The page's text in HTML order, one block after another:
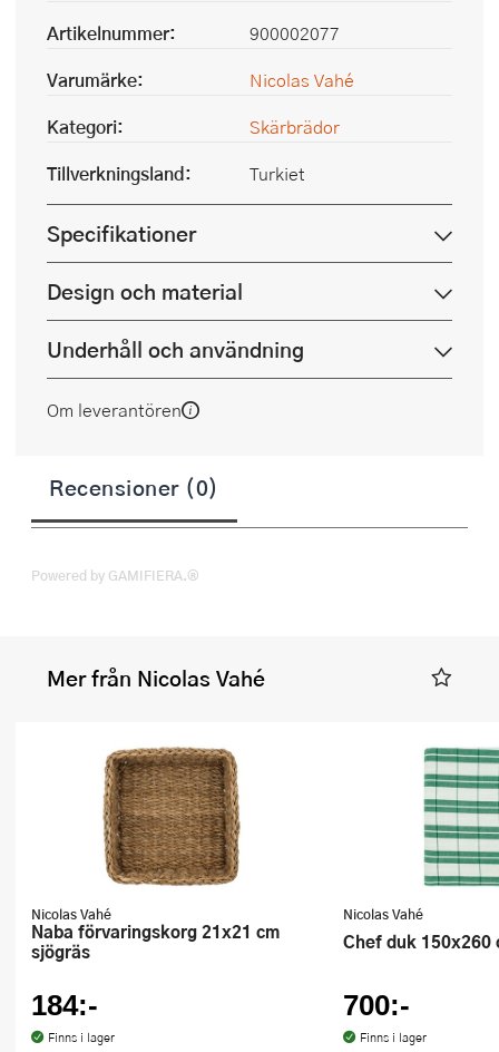
Artikelnummer:
900002077
Varumärke:
Nicolas Vahé
Kategori:
Skärbrädor
Tillverkningsland:
Turkiet
Specifikationer
Design och material
Underhåll och användning
Om leverantören
Recensioner (0)
Powered by GAMIFIERA.®
Mer från Nicolas Vahé
Nicolas Vahé
Naba förvaringskorg 21x21 cm
sjögräs
184:-
Finns i lager
Nicolas Vahé
Chef duk
700:-
Finns i lager